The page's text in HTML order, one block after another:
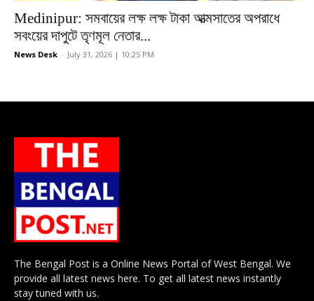
Medinipur: সমবায়ের লক্ষ লক্ষ টাকা আত্মসাতের অপরাধে
সবংয়ের দাপুটে তৃণমূল নেতার...
News Desk - July 31, 2026 | 10:25 PM
The Bengal Post is a Online News Portal of West Bengal. We
provide all latest news here. To get all latest news instantly
stay tuned with us.